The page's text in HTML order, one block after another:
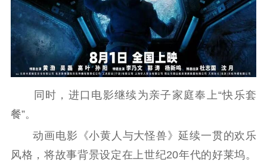
同时，进口电影继续为亲子家庭奉上“快乐套
餐”。
动画电影《小黄人与大怪兽》延续一贯的欢乐
风格，将故事背景设定在上世纪20年代的好莱坞。